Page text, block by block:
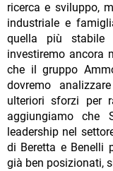
ricerca e sviluppo,
industriale e
quella più
investiremo ancora
che il gruppo
dovremo
ulteriori sforzi per
aggiungiamo
leadership nel
di Beretta e Benelli
già ben posizionati,